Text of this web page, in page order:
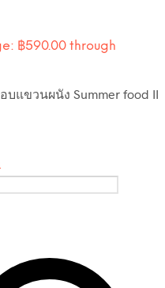
฿590.00 through
บแขวนผนัง Summer food II